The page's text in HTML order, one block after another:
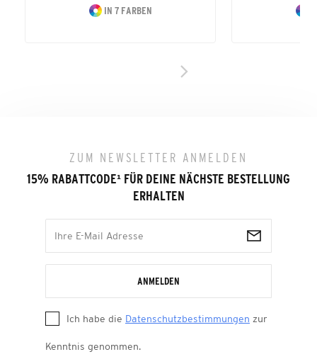
IN 7 FARBEN
ZUM NEWSLETTER ANMELDEN
15% RABATTCODE¹ FÜR DEINE NÄCHSTE BESTELLUNG
ERHALTEN
ANMELDEN
Ich habe die Datenschutzbestimmungen zur
Kenntnis genommen.